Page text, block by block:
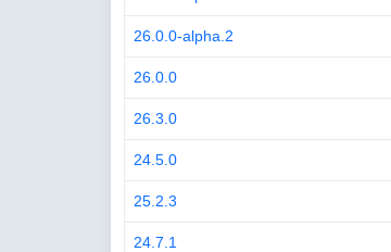
26.0.0-alpha.2
26.0.0
26.3.0
24.5.0
25.2.3
24.7.1